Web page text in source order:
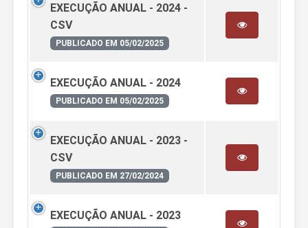
EXECUÇÃO ANUAL - 2024 -
CSV
PUBLICADO EM 05/02/2025
EXECUÇÃO ANUAL - 2024
PUBLICADO EM 05/02/2025
EXECUÇÃO ANUAL - 2023 -
CSV
PUBLICADO EM 27/02/2024
EXECUÇÃO ANUAL - 2023